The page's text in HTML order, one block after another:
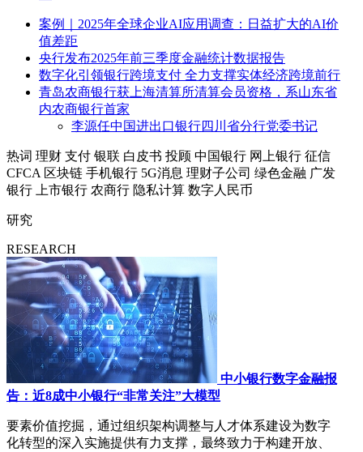
案例｜2025年全球企业AI应用调查：日益扩大的AI价
值差距
央行发布2025年前三季度金融统计数据报告
数字化引领银行跨境支付 全力支撑实体经济跨境前行
青岛农商银行获上海清算所清算会员资格，系山东省
内农商银行首家
李源任中国进出口银行四川省分行党委书记
热词 理财 支付 银联 白皮书 投顾 中国银行 网上银行 征信
CFCA 区块链 手机银行 5G消息 理财子公司 绿色金融 广发
银行
上市银行 农商行 隐私计算 数字人民币
研究
RESEARCH
中小银行数字金融报
告：近8成中小银行“非常关注”大模型
要素价值挖掘，通过组织架构调整与人才体系建设为数字
化转型的深入实施提供有力支撑，最终致力于构建开放、